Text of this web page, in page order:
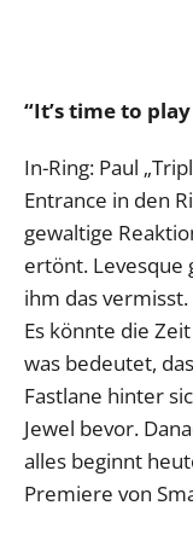
“It’s time to
In-Ring: Paul
Entrance in den
gewaltige
ertönt. Levesque
ihm das
Es könnte die
was bedeutet,
Fastlane hinter
Jewel bevor.
alles beginnt
Premiere von